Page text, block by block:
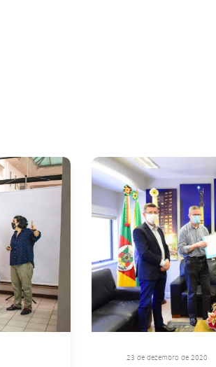
23 de dezembro de 2020